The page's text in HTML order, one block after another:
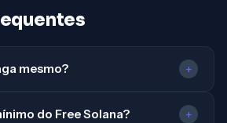
mesmo? +
do Free Solana? +